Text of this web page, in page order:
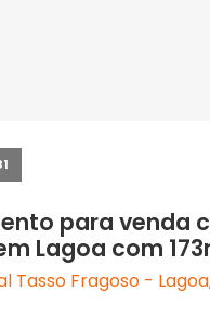
para venda
Lagoa com
Tasso Fragoso -